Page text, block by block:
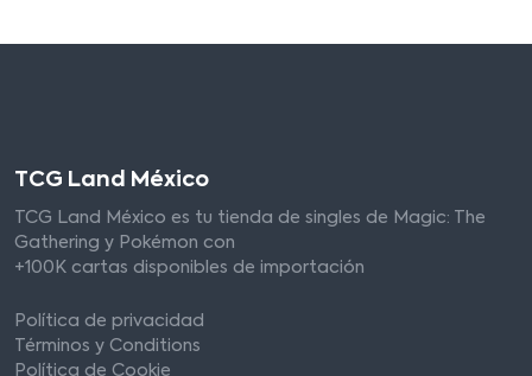
TCG Land México
TCG Land México es tu tienda de singles de Magic: The
Gathering y Pokémon con
+100K cartas disponibles de importación
Política de privacidad
Términos y Conditions
Política de Cookie